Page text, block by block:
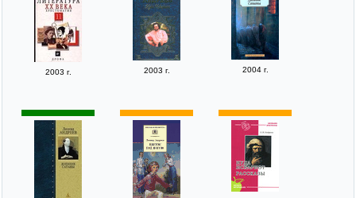
2003 г. 2003 г. 2004 г.